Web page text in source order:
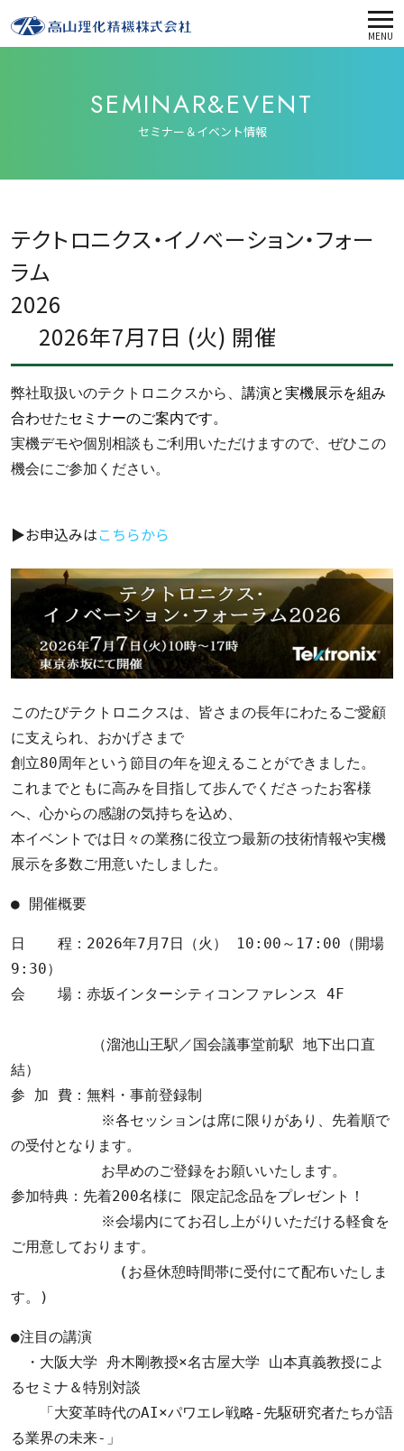
MENU
SEMINAR&EVENT
セミナー＆イベント情報
テクトロニクス・イノベーション・フォー
ラム
2026
2026年7月7日 (火) 開催
弊社取扱いのテクトロニクスから、 講演と実機展示を組み
合わせたセミナーのご案内です。
実機デモや個別相談もご利用いただけますので、ぜひこの
機会にご参加ください。
▶お申込みはこちらから
このたびテクトロニクスは、皆さまの長年にわたるご愛顧
に支えられ、おかげさまで
創立80周年という節目の年を迎えることができました。
これまでともに高みを目指して歩んでくださったお客様
へ、心からの感謝の気持ちを込め、
本イベントでは日々の業務に役立つ最新の技術情報や実機
展示を多数ご用意いたしました。
● 開催概要
日　  程：2026年7月7日（火） 10:00～17:00（開場
9:30）
会　  場：赤坂インターシティコンファレンス 4F
結）
参 加 費：無料・事前登録制
の受付となります。
参加特典：先着200名様に 限定記念品をプレゼント！
ご用意しております。
す。)
●注目の講演
・大阪大学 舟木剛教授×名古屋大学 山本真義教授によ
るセミナ＆特別対談
「大変革時代のAI×パワエレ戦略-先駆研究者たちが語
る業界の未来-」